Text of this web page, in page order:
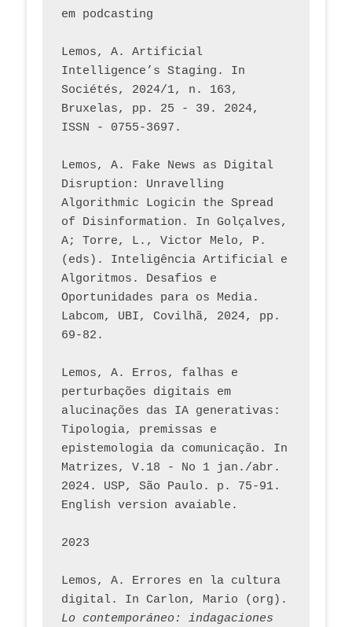
em podcasting
Lemos, A. Artificial
Intelligence’s Staging. In
Sociétés, 2024/1, n. 163,
Bruxelas, pp. 25 - 39. 2024,
ISSN - 0755-3697.
Lemos, A. Fake News as Digital
Disruption: Unravelling
Algorithmic Logicin the Spread
of Disinformation. In Golçalves,
A; Torre, L., Victor Melo, P.
(eds). Inteligência Artificial e
Algoritmos. Desafios e
Oportunidades para os Media.
Labcom, UBI, Covilhã, 2024, pp.
69-82.
Lemos, A. Erros, falhas e
perturbações digitais em
alucinações das IA generativas:
Tipologia, premissas e
epistemologia da comunicação. In
Matrizes, V.18 - No 1 jan./abr.
2024. USP, São Paulo. p. 75-91.
English version avaiable.
2023
Lemos, A. Errores en la cultura
Lo contemporáneo: indagaciones